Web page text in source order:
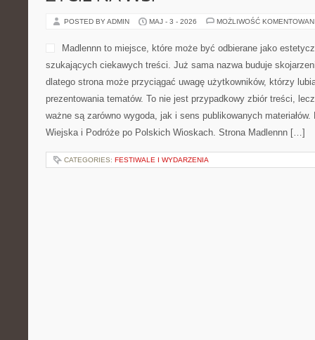
POSTED BY ADMIN MAJ - 3 - 2026 MOŻLIWOŚĆ
Madlennn to miejsce, które może być odbierane jako
szukających ciekawych treści. Już sama nazwa buduje
dlatego strona może przyciągać uwagę użytkowników, którzy
prezentowania tematów. To nie jest przypadkowy zbiór treści,
ważne są zarówno wygoda, jak i sens publikowanych
Wiejska i Podróże po Polskich Wioskach. Strona Madlennn […]
CATEGORIES: FESTIWALE I WYDARZENIA